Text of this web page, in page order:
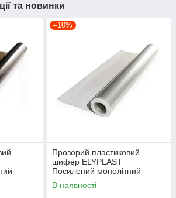
та новинки
–10%
Прозорий пластиковий
шифер ELYPLAST
Посилений монолітний
(Безбарвний)
В наявності